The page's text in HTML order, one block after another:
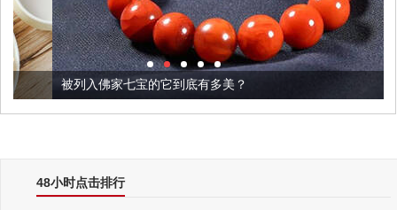
被列入佛家七宝的它到底有多美？
48小时点击排行